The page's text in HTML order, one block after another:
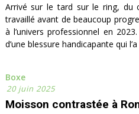
Arrivé sur le tard sur le ring, du
travaillé avant de beaucoup
à l’univers professionnel en
d’une blessure handicapante qui l’a
Boxe
20 juin 2025
Moisson contrastée à